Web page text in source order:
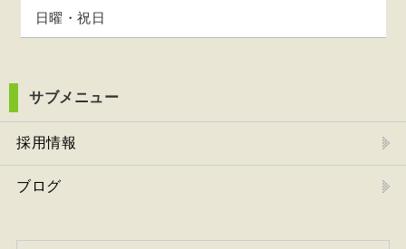
日曜・祝日
サブメニュー
採用情報
ブログ